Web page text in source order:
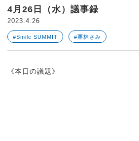
4月26日（水）議事録
2023.4.26
#Smile SUMMIT #栗林さみ
《本日の議題》